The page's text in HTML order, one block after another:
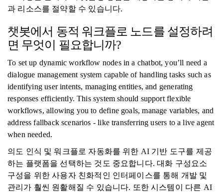
과 리소스를 절약할 수 있습니다.
챗봇에서 동적 워크플로 노드를 설정하려
면 무엇이 필요합니까?
To set up dynamic workflow nodes in a chatbot, you’ll need a
dialogue management system capable of handling tasks such as
identifying user intents, managing entities, and generating
responses efficiently. This system should support flexible
workflows, allowing you to define goals, manage variables, and
address fallback scenarios - like transferring users to a live agent
when needed.
의도 인식 및 워크플로 자동화를 위한 AI 기반 도구를 제공
하는 플랫폼을 선택하는 것도 중요합니다. 대화 구성요소
구성을 위한 사용자 친화적인 인터페이스를 통해 개발 및
관리가 훨씬 원활해질 수 있습니다. 또한 시스템이 다른 AI